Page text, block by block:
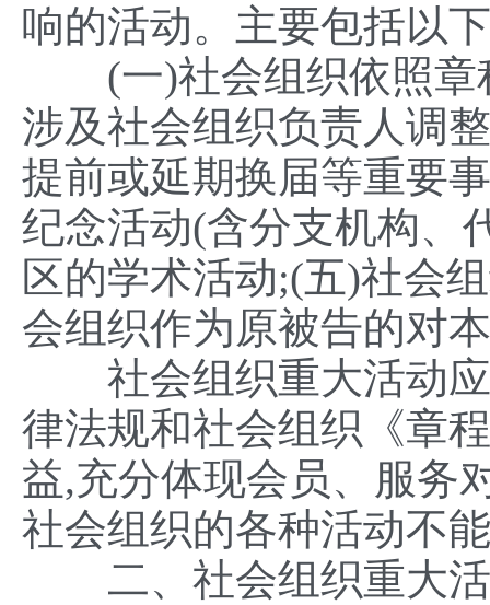
响的活动。主要包括以
(一)社会组织依照章
涉及社会组织负责人调
提前或延期换届等重要
纪念活动(含分支机构、
区的学术活动;(五)社会
会组织作为原被告的对
社会组织重大活动应
律法规和社会组织《章
益,充分体现会员、服务
社会组织的各种活动不
二、社会组织重大活